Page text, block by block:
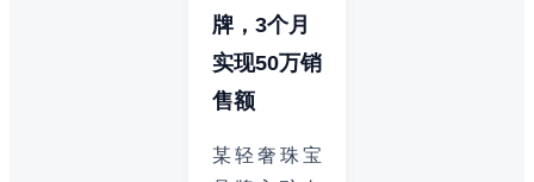
牌，3个月
实现50万销
售额
某轻奢珠宝